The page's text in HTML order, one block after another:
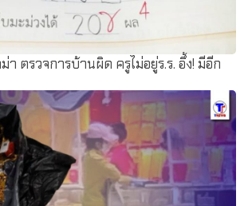
า ตรวจการบ้านผิด ครูไม่อยู่ร.ร. อึ้ง! มีอีก